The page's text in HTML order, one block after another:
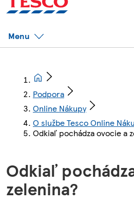
Menu
Podpora
Online Nákupy
O službe Tesco Online
Odkiaľ pochádza ovocie a
Odkiaľ
zelenina?